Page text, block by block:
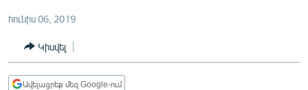
ՏՆՏԵՍՈՒԹՅՈՒՆ
ՂԱՐԱԲԱՂ
հունիս 06, 2019
Կիսվել
Ավելացրեք մեզ Google-ում